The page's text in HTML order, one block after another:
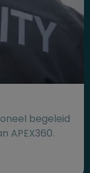
begeleid
APEX360.